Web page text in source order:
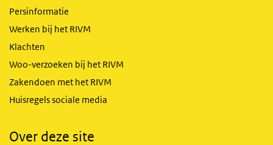
Persinformatie
Werken bij het RIVM
Klachten
Woo-verzoeken bij het RIVM
Zakendoen met het RIVM
Huisregels sociale media
Over deze site